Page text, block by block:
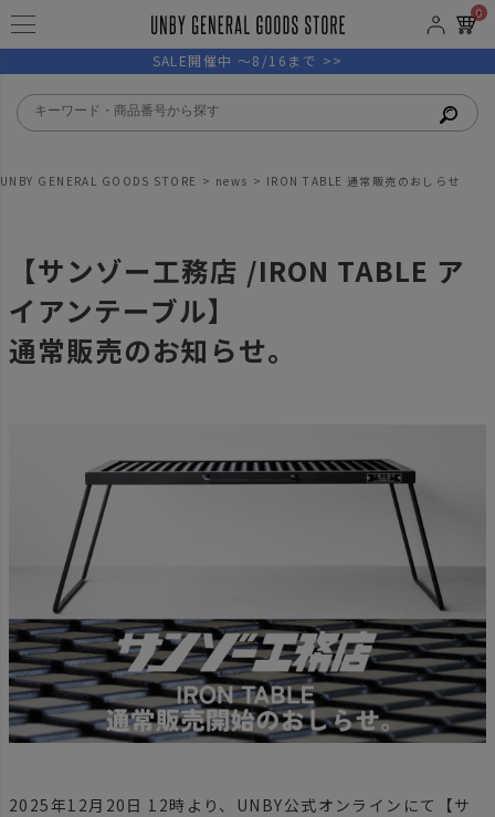
0
SALE開催中 ～8/16まで >>
UNBY GENERAL GOODS STORE news IRON TABLE 通常販売のおしらせ
【サンゾー工務店 /IRON TABLE ア
イアンテーブル】
通常販売のお知らせ。
2025年12月20日 12時より、UNBY公式オンラインにて【サ